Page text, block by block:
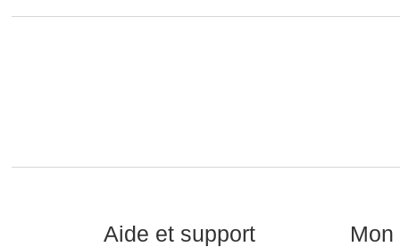
Aide et support Mon